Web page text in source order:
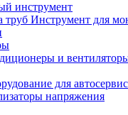
инструмент
Инструмент для
и
для
напряжения